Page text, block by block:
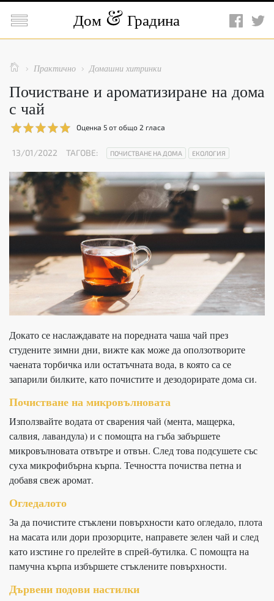
 Дом Градина
  Практично  Домашни хитринки
Почистване и ароматизиране на дома
с чай
Оценка 5 от общо 2 гласа
13/01/2022 ТАГОВЕ: ПОЧИСТВАНЕ НА ДОМА ЕКОЛОГИЯ
Докато се наслаждавате на поредната чаша чай през
студените зимни дни, вижте как може да оползотворите
чаената торбичка или остатъчната вода, в която са се
запарили билките, като почистите и дезодорирате дома си.
Почистване на микровълновата
Използвайте водата от сварения чай (мента, мащерка,
салвия, лавандула) и с помощта на гъба забършете
микровълновата отвътре и отвън. След това подсушете със
суха микрофибърна кърпа. Течността почиства петна и
добавя свеж аромат.
Огледалото
За да почистите стъклени повърхности като огледало, плота
на масата или дори прозорците, направете зелен чай и след
като изстине го прелейте в спрей-бутилка. С помощта на
памучна кърпа избършете стъклените повърхности.
Дървени подови настилки